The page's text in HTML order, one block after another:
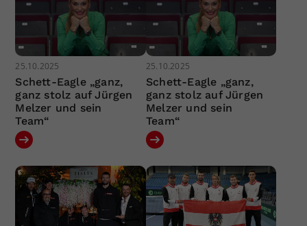
25.10.2025
Schett-Eagle „ganz,
ganz stolz auf Jürgen
Melzer und sein
Team“
25.10.2025
Schett-Eagle „ganz,
ganz stolz auf Jürgen
Melzer und sein
Team“